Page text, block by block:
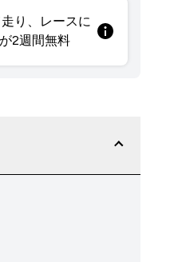
り、レースに
2週間無料